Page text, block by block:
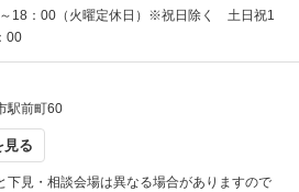
18：00（火曜定休日）※祝日除く 土日祝1
00
駅前町60
見る
下見・相談会場は異なる場合がありますので